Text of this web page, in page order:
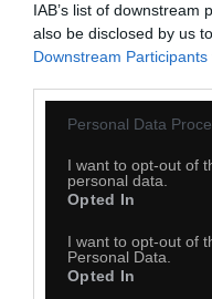
IAB’s list of downstream
also be disclosed by us
Downstream Participants
Personal Data
I want to opt-out of
personal data.
Opted In
I want to opt-out of
Personal Data.
Opted In